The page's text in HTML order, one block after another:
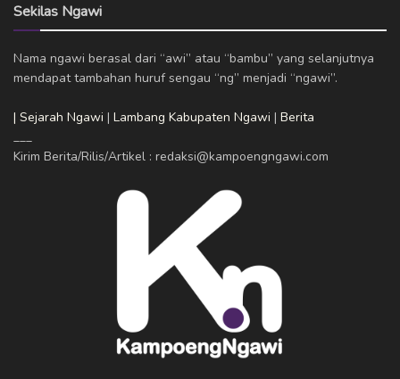
Sekilas Ngawi
Nama ngawi berasal dari “awi” atau “bambu” yang selanjutnya
mendapat tambahan huruf sengau “ng” menjadi “ngawi”.
| Sejarah Ngawi | Lambang Kabupaten Ngawi | Berita
Kirim Berita/Rilis/Artikel : redaksi@kampoengngawi.com